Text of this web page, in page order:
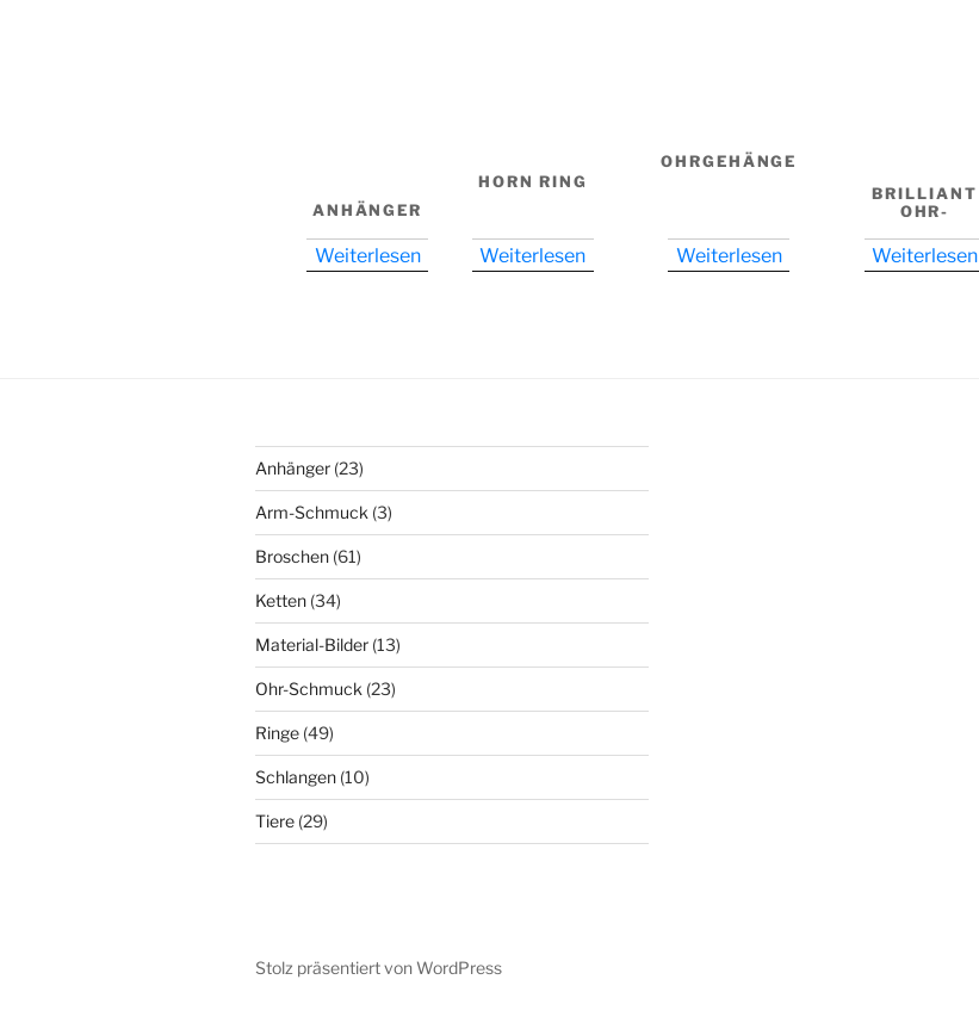
ANHÄNGER
Weiterlesen
HORN RING
Weiterlesen
OHRGEHÄNGE
Weiterlesen
BRILLIANT
OHR-
Weiterlesen
Anhänger 2323
Produkte
Arm-Schmuck 33
Produkte
Broschen 6161
Produkte
Ketten 3434
Produkte
Material-Bilder 1313
Produkte
Ohr-Schmuck 2323
Produkte
Ringe 4949
Produkte
Schlangen 1010
Produkte
Tiere 2929
Produkte
Stolz präsentiert von WordPress